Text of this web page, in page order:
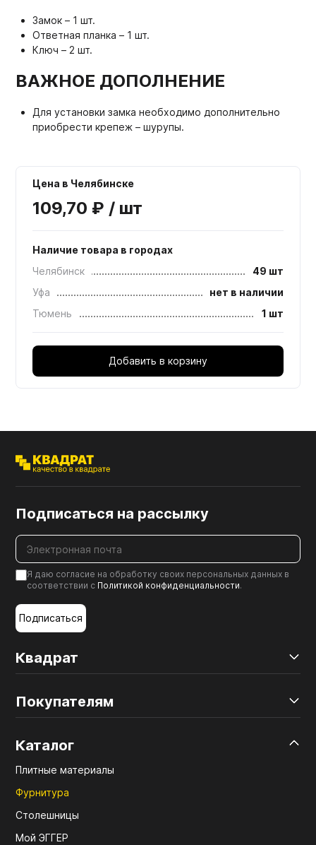
Замок – 1 шт.
Ответная планка – 1 шт.
Ключ – 2 шт.
ВАЖНОЕ ДОПОЛНЕНИЕ
Для установки замка необходимо дополнительно
приобрести крепеж – шурупы.
Цена в Челябинске
109,70 ₽ / шт
Наличие товара в городах
Челябинск
49 шт
Уфа
нет в наличии
Тюмень
1 шт
Добавить в корзину
Квадрат
Покупателям
Каталог
Плитные материалы
Фурнитура
Столешницы
Мой ЭГГЕР
Подписаться на рассылку
Я даю согласие на обработку своих персональных данных в
соответствии с Политикой конфиденциальности.
Подписаться